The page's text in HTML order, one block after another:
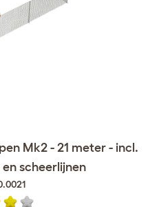
Mk2 - 21 meter - incl.
scheerlijnen